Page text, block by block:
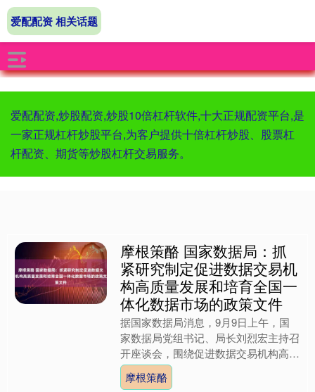
爱配配资,炒股配资,炒股10倍杠杆软件,十大正规配资平台,是
一家正规杠杆炒股平台,为客户提供十倍杠杆炒股、股票杠
杆配资、期货等炒股杠杆交易服务。
爱配配资 相关话题
摩根策酪 国家数据局：抓
紧研究制定促进数据交易机
构高质量发展和培育全国一
体化数据市场的政策文件
据国家数据局消息，9月9日上午，国
家数据局党组书记、局长刘烈宏主持召
开座谈会，围绕促进数据交易机构高质
量发展，加快培育全国一体化数据市场
听取意见建议。会议强调，....
摩根策酪